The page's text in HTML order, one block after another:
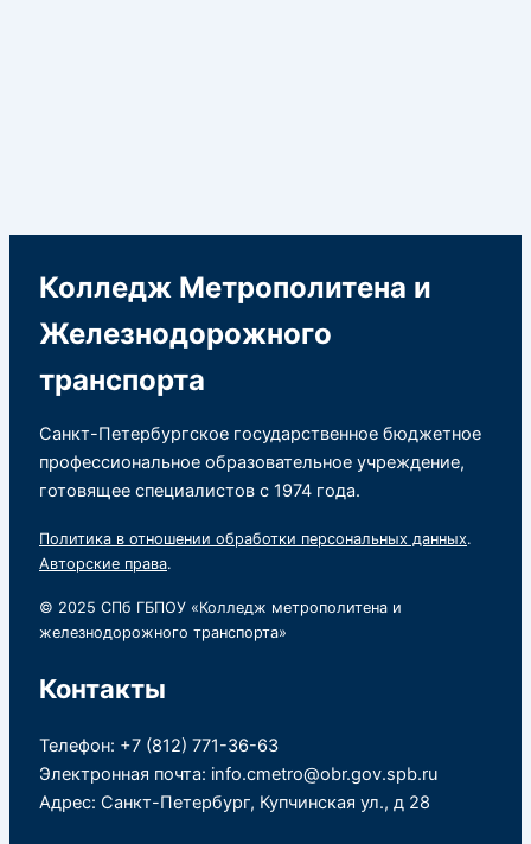
Колледж Метрополитена и
Железнодорожного
транспорта
Санкт-Петербургское государственное бюджетное
профессиональное образовательное учреждение,
готовящее специалистов с 1974 года.
Политика в отношении обработки персональных данных.
Авторские права.
© 2025 СПб ГБПОУ «Колледж метрополитена и
железнодорожного транспорта»
Контакты
Телефон: +7 (812) 771-36-63
Электронная почта: info.cmetro@obr.gov.spb.ru
Адрес: Санкт-Петербург, Купчинская ул., д 28